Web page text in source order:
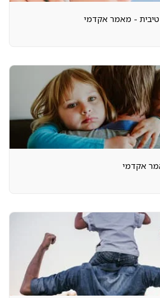
- מאמר אקדמי
אקדמי